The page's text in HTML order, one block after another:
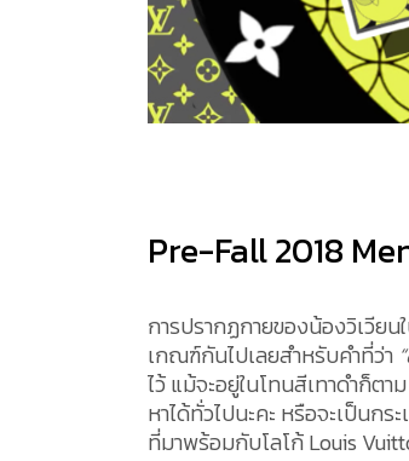
Pre-Fall 2018
การปรากฏกายของน้องวิเวียน
เกณฑ์กันไปเลยสำหรับคำที่ว่า
ไว้ แม้จะอยู่ในโทนสีเทาดำก็ต
หาได้ทั่วไปนะคะ หรือจะเป็น
ที่มาพร้อมกับโลโก้ Louis